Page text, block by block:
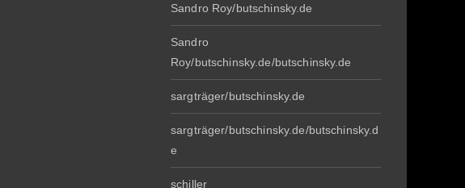
Sandro Roy/butschinsky.de
Sandro
Roy/butschinsky.de/butschinsky.de
sargträger/butschinsky.de
sargträger/butschinsky.de/butschinsky.d
e
schiller